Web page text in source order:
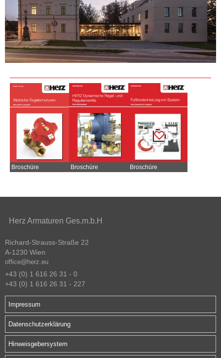
Broschüre Broschüre Broschüre
Herz Armaturen Ges.m.b.H
Richard-Strauss-Straße 22
A-1230 Wien
office@herz.eu
+43 (0) 1 616 26 31 - 0
+43 (0) 1 616 26 31 - 227
Impressum
Datenschutzerklärung
Hinweisgebersystem